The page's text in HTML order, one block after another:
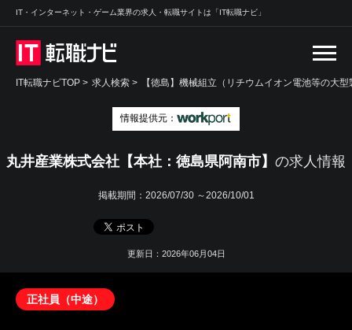
IT・インターネット・ゲーム業界の求人・転職サイトは「IT転職ナビ」
IT転職ナビTOP > 求人検索 > 【徳島】機械組立（リチウムイオン電池等の大
情報提供元：
丸井産業株式会社【本社：徳島県阿南市】 の求人情報
掲載期間： 2026/07/30 ～2026/10/01
更新日：2026年06月04日
正社員（中途）